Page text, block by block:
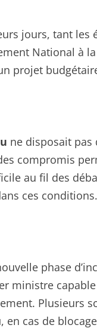
jours, tant
National à
projet
ne disposait pas
compromis
au fil des
ces conditions.
phase
ministre
Plusieurs
cas de